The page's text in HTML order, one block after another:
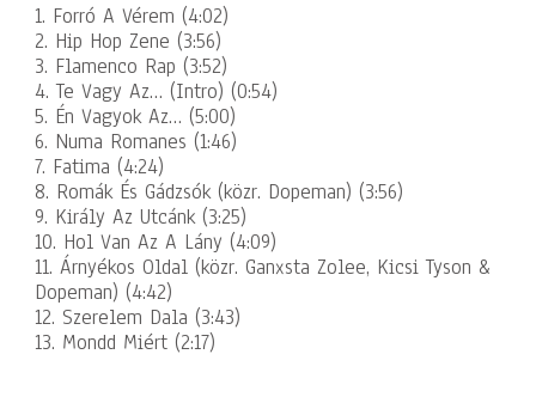
1. Forró A Vérem (4:02)
2. Hip Hop Zene (3:56)
3. Flamenco Rap (3:52)
4. Te Vagy Az… (Intro) (0:54)
5. Én Vagyok Az… (5:00)
6. Numa Romanes (1:46)
7. Fatima (4:24)
8. Romák És Gádzsók (közr. Dopeman) (3:56)
9. Király Az Utcánk (3:25)
10. Hol Van Az A Lány (4:09)
11. Árnyékos Oldal (közr. Ganxsta Zolee, Kicsi Tyson &
Dopeman) (4:42)
12. Szerelem Dala (3:43)
13. Mondd Miért (2:17)